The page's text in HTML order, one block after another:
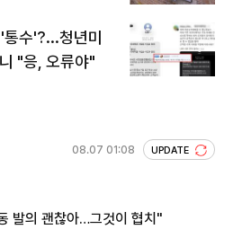
통수'?...청년미
"응, 오류야"
08.07 01:08 UPDATE
발의 괜찮아…그것이 협치"